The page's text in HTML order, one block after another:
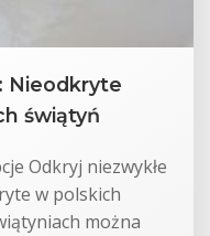
Nieodkryte
świątyń
Odkryj niezwykłe
w polskich
można